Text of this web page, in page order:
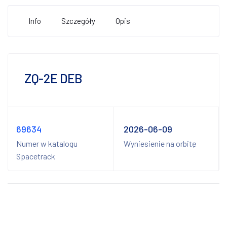
Info Szczegóły Opis
ZQ-2E DEB
69634
Numer w katalogu
Spacetrack
2026-06-09
Wyniesienie na orbitę